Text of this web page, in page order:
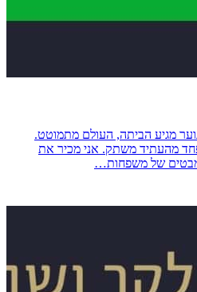
מגיע הביתה, העולם מתמוטט.
מהעתיד משתק. אני מכיר את
של משפחות…